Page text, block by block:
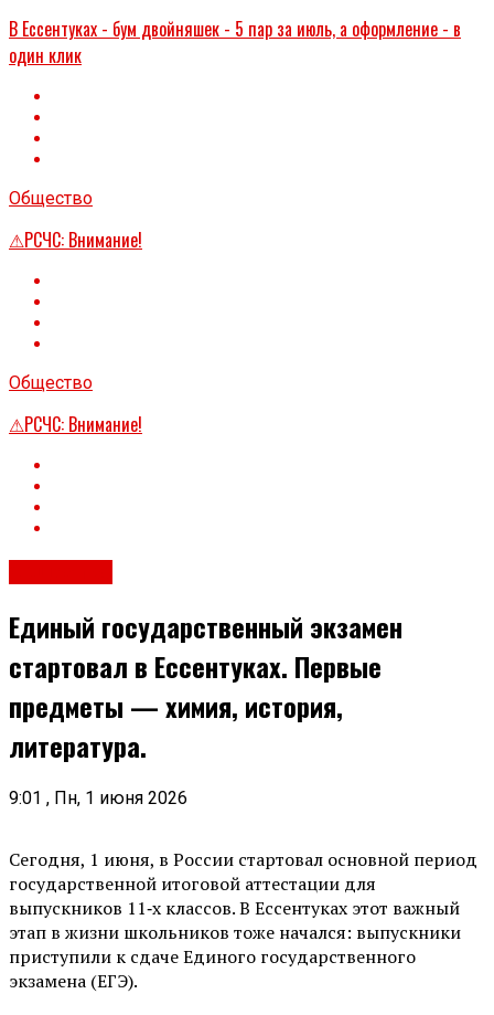
В Ессентуках - бум двойняшек - 5 пар за июль, а оформление - в
один клик
Общество
⚠РСЧС: Внимание!
Общество
⚠РСЧС: Внимание!
Единый государственный экзамен
стартовал в Ессентуках. Первые
предметы — химия, история,
литература.
9:01 , Пн, 1 июня 2026
Сегодня, 1 июня, в России стартовал основной период
государственной итоговой аттестации для
выпускников 11‑х классов. В Ессентуках этот важный
этап в жизни школьников тоже начался: выпускники
приступили к сдаче Единого государственного
экзамена (ЕГЭ).